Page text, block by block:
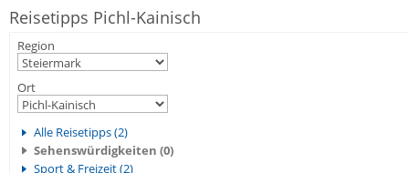
Reisetipps Pichl-Kainisch
Region
Ort
Alle Reisetipps (2)
Sehenswürdigkeiten (0)
Sport & Freizeit (2)